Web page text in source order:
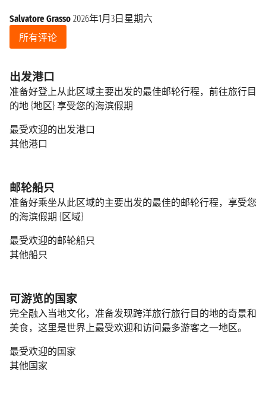
Salvatore Grasso 2026年1月3日星期六
所有评论
出发港口
准备好登上从此区域主要出发的最佳邮轮行程，前往旅行目
的地 {地区} 享受您的海滨假期
最受欢迎的出发港口
其他港口
邮轮船只
准备好乘坐从此区域的主要出发的最佳的邮轮行程，享受您
的海滨假期 {区域}
最受欢迎的邮轮船只
其他船只
可游览的国家
完全融入当地文化，准备发现跨洋旅行旅行目的地的奇景和
美食，这里是世界上最受欢迎和访问最多游客之一地区。
最受欢迎的国家
其他国家